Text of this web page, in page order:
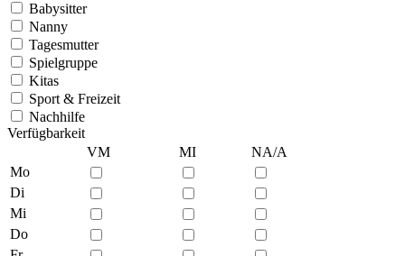
Babysitter
Nanny
Tagesmutter
Spielgruppe
Kitas
Sport & Freizeit
Nachhilfe
Verfügbarkeit
VM
MI
NA/A
Mo
Di
Mi
Do